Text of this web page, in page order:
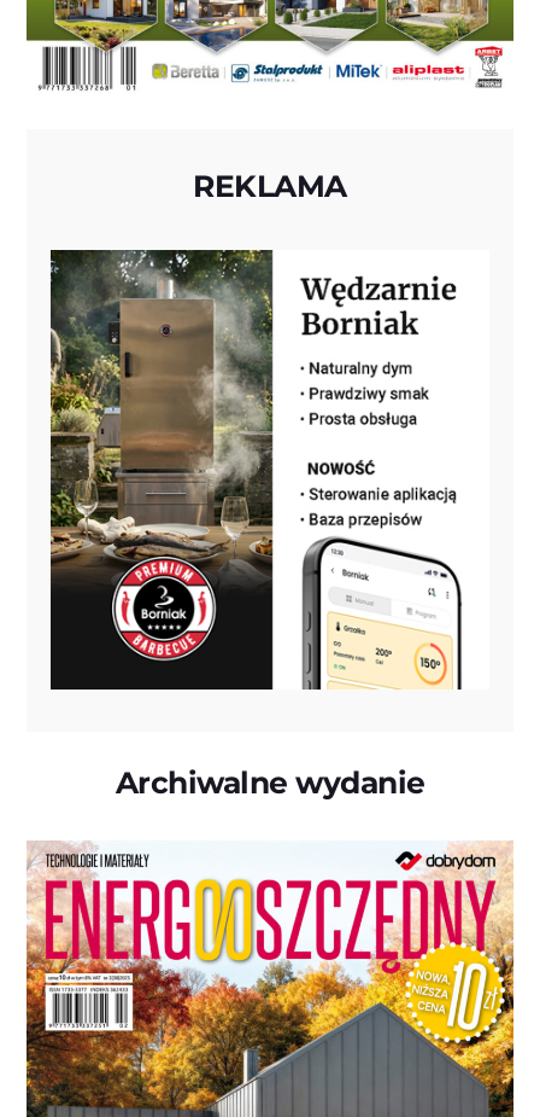
REKLAMA
Archiwalne wydanie